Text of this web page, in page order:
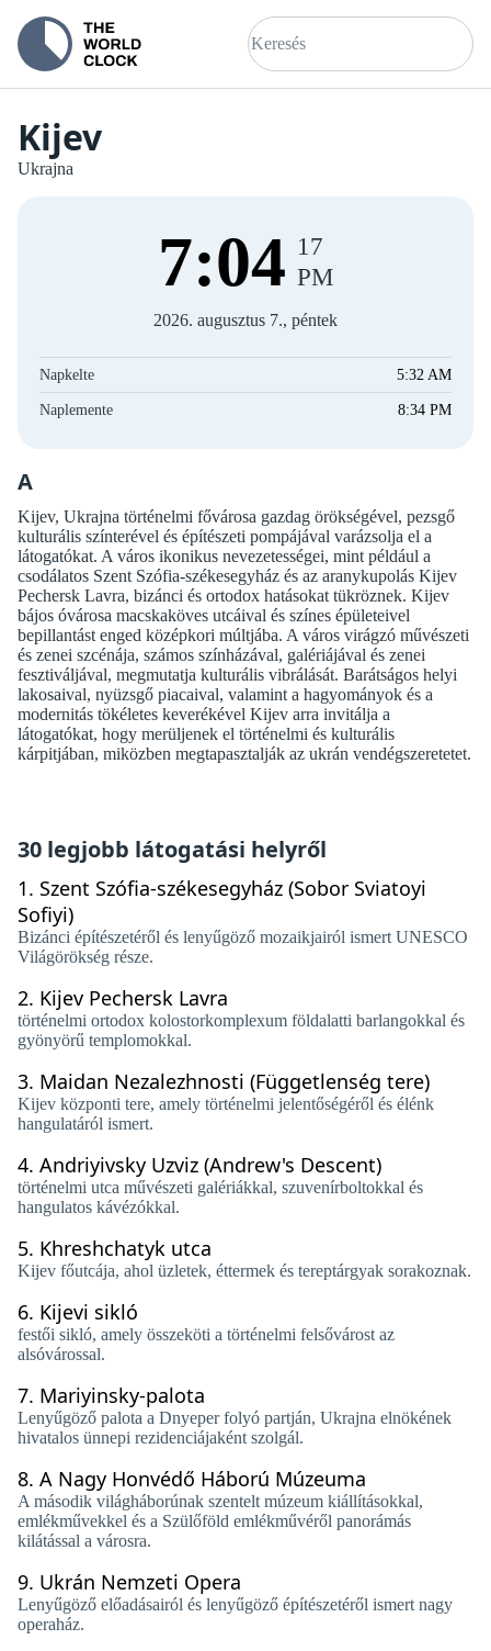
Kijev
Ukrajna
7:04 17
PM
2026. augusztus 7., péntek
Napkelte 5:32 AM
Naplemente 8:34 PM
A
Kijev, Ukrajna történelmi fővárosa gazdag örökségével, pezsgő
kulturális színterével és építészeti pompájával varázsolja el a
látogatókat. A város ikonikus nevezetességei, mint például a
csodálatos Szent Szófia-székesegyház és az aranykupolás Kijev
Pechersk Lavra, bizánci és ortodox hatásokat tükröznek. Kijev
bájos óvárosa macskaköves utcáival és színes épületeivel
bepillantást enged középkori múltjába. A város virágzó művészeti
és zenei szcénája, számos színházával, galériájával és zenei
fesztiváljával, megmutatja kulturális vibrálását. Barátságos helyi
lakosaival, nyüzsgő piacaival, valamint a hagyományok és a
modernitás tökéletes keverékével Kijev arra invitálja a
látogatókat, hogy merüljenek el történelmi és kulturális
kárpitjában, miközben megtapasztalják az ukrán vendégszeretetet.
30 legjobb látogatási helyről
1. Szent Szófia-székesegyház (Sobor Sviatoyi
Sofiyi)
Bizánci építészetéről és lenyűgöző mozaikjairól ismert UNESCO
Világörökség része.
2. Kijev Pechersk Lavra
történelmi ortodox kolostorkomplexum földalatti barlangokkal és
gyönyörű templomokkal.
3. Maidan Nezalezhnosti (Függetlenség tere)
Kijev központi tere, amely történelmi jelentőségéről és élénk
hangulatáról ismert.
4. Andriyivsky Uzviz (Andrew's Descent)
történelmi utca művészeti galériákkal, szuvenírboltokkal és
hangulatos kávézókkal.
5. Khreshchatyk utca
Kijev főutcája, ahol üzletek, éttermek és tereptárgyak sorakoznak.
6. Kijevi sikló
festői sikló, amely összeköti a történelmi felsővárost az
alsóvárossal.
7. Mariyinsky-palota
Lenyűgöző palota a Dnyeper folyó partján, Ukrajna elnökének
hivatalos ünnepi rezidenciájaként szolgál.
8. A Nagy Honvédő Háború Múzeuma
A második világháborúnak szentelt múzeum kiállításokkal,
emlékművekkel és a Szülőföld emlékművéről panorámás
kilátással a városra.
9. Ukrán Nemzeti Opera
Lenyűgöző előadásairól és lenyűgöző építészetéről ismert nagy
operaház.